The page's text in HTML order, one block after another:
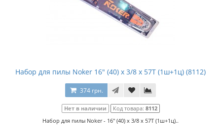
Набор для пилы Noker 16" (40) x 3/8 x 57T (1ш+1ц) (8112)
374 грн.
Нет в наличии Код товара: 8112
Набор для пилы Noker - 16" (40) x 3/8 x 57T (1ш+1ц)..